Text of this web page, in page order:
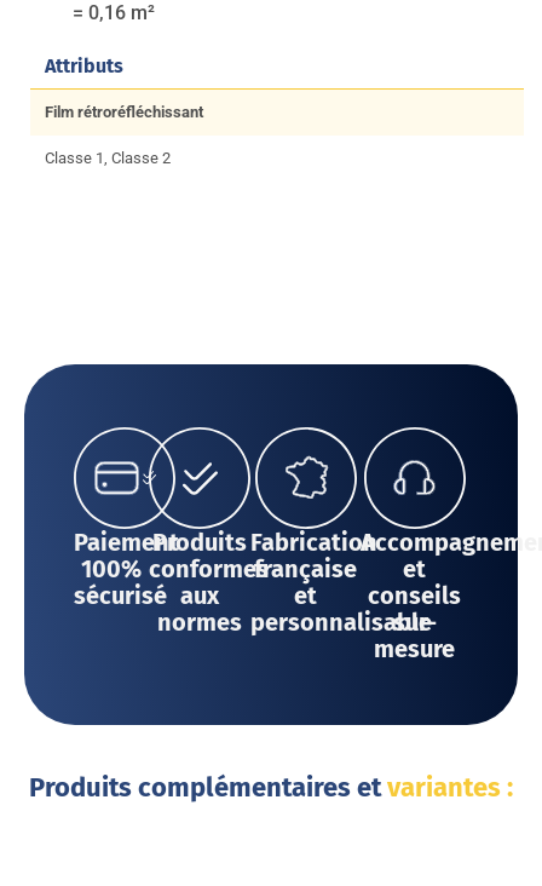
= 0,16 m²
Attributs
Film rétroréfléchissant
Classe 1, Classe 2
Paiement
100%
sécurisé
Produits
conformes
aux
normes
Fabrication
française
et
personnalisable
et
conseils
sur-
mesure
Produits complémentaires etvariantes :